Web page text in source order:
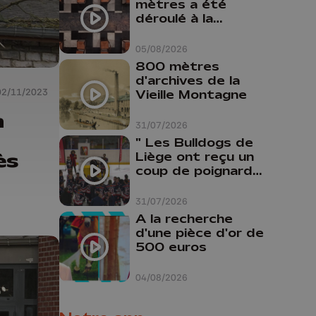
11/2023
peut pas nous
aider"
05/08/2026
mètres a été
déroulé à la
Liège
31/07/2026
800 mètres
d'archives de la
Vieille Montagne
31/07/2026
" Les Bulldogs de
Liège ont reçu un
coup de poignard
04/08/2026
A la recherche
d'une pièce d'or de
500 euros